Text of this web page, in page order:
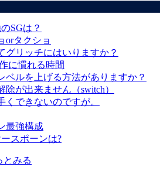
SGは？
orタクショ
グリッチにはいりますか？
に慣れる時間
ベルを上げる方法がありますか？
除が出来ません（switch）
くできないのですが。
最強構成
スポーンは?
とみる